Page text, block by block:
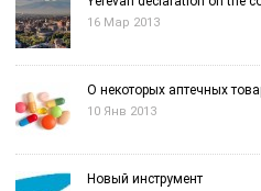
16 Мар 2013
О некоторых аптечных
10 Янв 2013
Новый инструмент